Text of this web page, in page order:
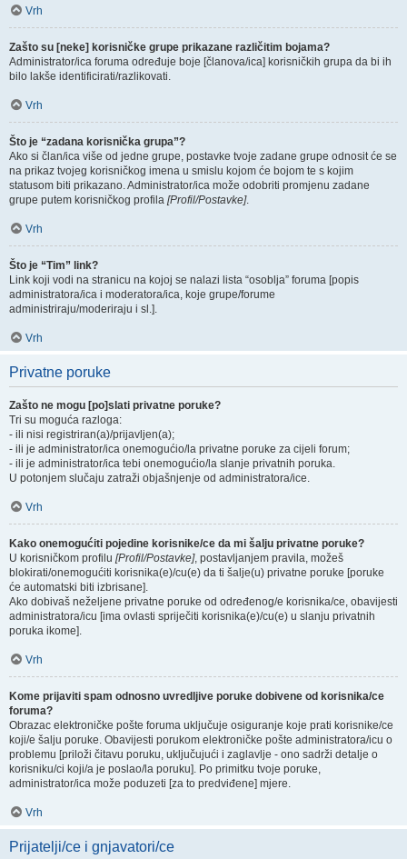
Vrh
Zašto su [neke] korisničke grupe prikazane različitim bojama?
Administrator/ica foruma određuje boje [članova/ica] korisničkih grupa da bi ih
bilo lakše identificirati/razlikovati.
Vrh
Što je “zadana korisnička grupa”?
Ako si član/ica više od jedne grupe, postavke tvoje zadane grupe odnosit će se
na prikaz tvojeg korisničkog imena u smislu kojom će bojom te s kojim
statusom biti prikazano. Administrator/ica može odobriti promjenu zadane
grupe putem korisničkog profila [Profil/Postavke].
Vrh
Što je “Tim” link?
Link koji vodi na stranicu na kojoj se nalazi lista “osoblja” foruma [popis
administratora/ica i moderatora/ica, koje grupe/forume
administriraju/moderiraju i sl.].
Vrh
Privatne poruke
Zašto ne mogu [po]slati privatne poruke?
Tri su moguća razloga:
- ili nisi registriran(a)/prijavljen(a);
- ili je administrator/ica onemogućio/la privatne poruke za cijeli forum;
- ili je administrator/ica tebi onemogućio/la slanje privatnih poruka.
U potonjem slučaju zatraži objašnjenje od administratora/ice.
Vrh
Kako onemogućiti pojedine korisnike/ce da mi šalju privatne poruke?
U korisničkom profilu [Profil/Postavke], postavljanjem pravila, možeš
blokirati/onemogućiti korisnika(e)/cu(e) da ti šalje(u) privatne poruke [poruke
će automatski biti izbrisane].
Ako dobivaš neželjene privatne poruke od određenog/e korisnika/ce, obavijesti
administratora/icu [ima ovlasti spriječiti korisnika(e)/cu(e) u slanju privatnih
poruka ikome].
Vrh
Kome prijaviti spam odnosno uvredljive poruke dobivene od korisnika/ce
foruma?
Obrazac elektroničke pošte foruma uključuje osiguranje koje prati korisnike/ce
koji/e šalju poruke. Obavijesti porukom elektroničke pošte administratora/icu o
problemu [priloži čitavu poruku, uključujući i zaglavlje - ono sadrži detalje o
korisniku/ci koji/a je poslao/la poruku]. Po primitku tvoje poruke,
administrator/ica može poduzeti [za to predviđene] mjere.
Vrh
Prijatelji/ce i gnjavatori/ce